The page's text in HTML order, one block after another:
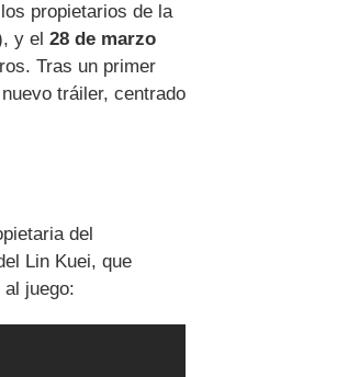
propietarios de la
y el 28 de marzo
Tras un primer
tráiler, centrado
del
Lin Kuei, que
juego: